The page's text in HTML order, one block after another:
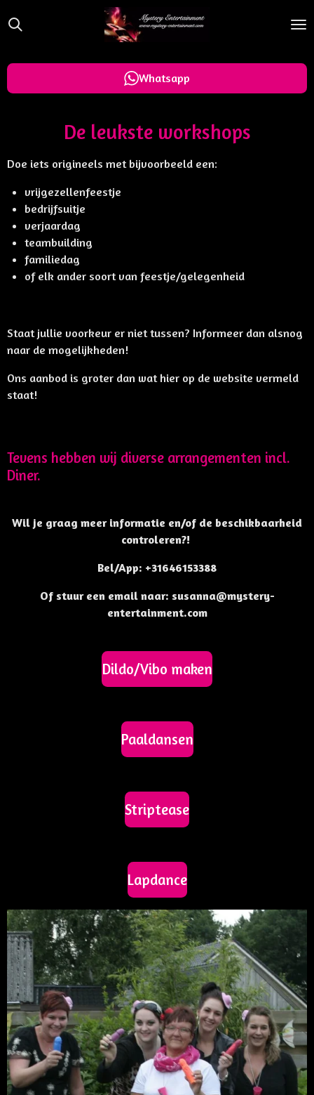
Ga
direct
de
Whatsapp
De leukste workshops
Doe iets origineels met bijvoorbeeld een:
vrijgezellenfeestje
bedrijfsuitje
verjaardag
teambuilding
familiedag
of elk ander soort van feestje/gelegenheid
Staat jullie voorkeur er niet tussen? Informeer dan alsnog
naar de mogelijkheden!
Ons aanbod is groter dan wat hier op de website vermeld
staat!
Tevens hebben wij diverse arrangementen incl.
Diner.
Wil je graag meer informatie en/of de beschikbaarheid
controleren?!
Bel/App: +31646153388
Of stuur een email naar: susanna@mystery-
entertainment.com
Dildo/Vibo maken
Paaldansen
Striptease
Lapdance